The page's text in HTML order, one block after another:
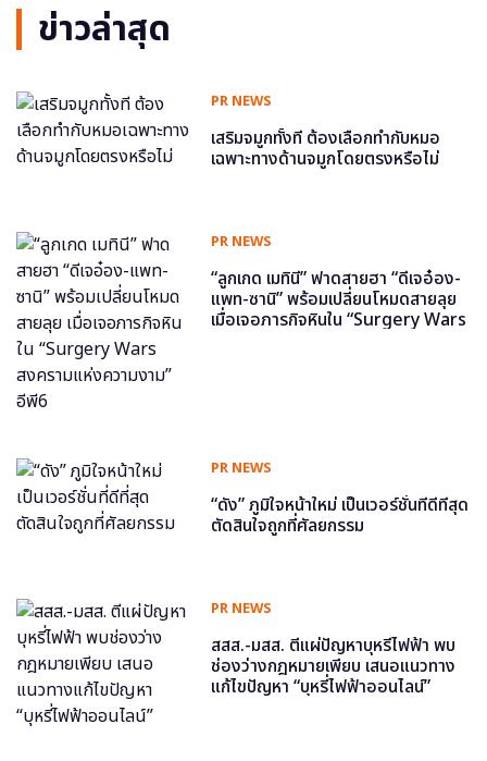
ข่าวล่าสุด
PR NEWS
เสริมจมูกทั้งที ต้องเลือกทำกับหมอ
เฉพาะทางด้านจมูกโดยตรงหรือไม่
PR NEWS
“ลูกเกด เมทินี” ฟาดสายฮา “ดีเจอ๋อง-
แพท-ซานิ” พร้อมเปลี่ยนโหมดสายลุย
เมื่อเจอภารกิจหินใน “Surgery Wars
PR NEWS
“ดัง” ภูมิใจหน้าใหม่ เป็นเวอร์ชั่นที่ดีที่สุด
ตัดสินใจถูกที่ศัลยกรรม
PR NEWS
สสส.-มสส. ตีแผ่ปัญหาบุหรี่ไฟฟ้า พบ
ช่องว่างกฎหมายเพียบ เสนอแนวทาง
แก้ไขปัญหา “บุหรี่ไฟฟ้าออนไลน์”